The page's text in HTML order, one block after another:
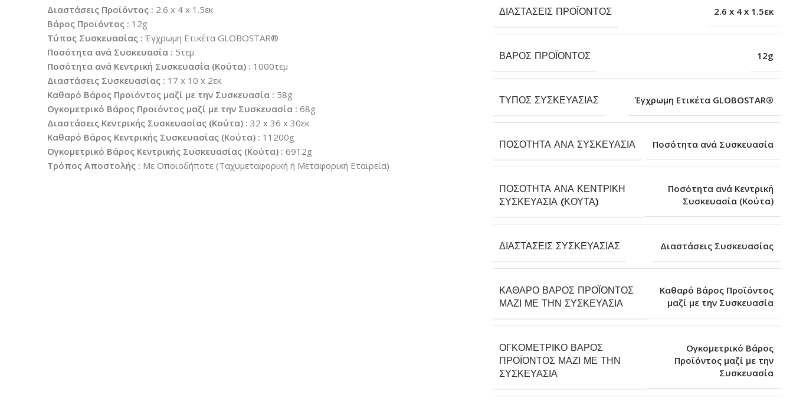
Διαστάσεις Προϊόντος : 2.6 x 4 x 1.5εκ
Βάρος Προϊόντος : 12g
Τύπος Συσκευασίας : Έγχρωμη Ετικέτα GLOBOSTAR®
Ποσότητα ανά Συσκευασία : 5τεμ
Ποσότητα ανά Κεντρική Συσκευασία (Κούτα) : 1000τεμ
Διαστάσεις Συσκευασίας : 17 x 10 x 2εκ
Καθαρό Βάρος Προϊόντος μαζί με την Συσκευασία : 58g
Ογκομετρικό Βάρος Προϊόντος μαζί με την Συσκευασία : 68g
Διαστάσεις Κεντρικής Συσκευασίας (Κούτα) : 32 x 36 x 30εκ
Καθαρό Βάρος Κεντρικής Συσκευασίας (Κούτα) : 11200g
Ογκομετρικό Βάρος Κεντρικής Συσκευασίας (Κούτα) : 6912g
Τρόπος Αποστολής : Με Οποιοδήποτε (Ταχυμεταφορική ή Μεταφορική Εταιρεία)
ΔΙΑΣΤΆΣΕΙΣ ΠΡΟΪΌΝΤΟΣ 2.6 x 4 x 1.5εκ
ΒΆΡΟΣ ΠΡΟΪΌΝΤΟΣ 12g
ΤΎΠΟΣ ΣΥΣΚΕΥΑΣΊΑΣ Έγχρωμη Ετικέτα GLOBOSTAR®
ΠΟΣΌΤΗΤΑ ΑΝΆ ΣΥΣΚΕΥΑΣΊΑ Ποσότητα ανά Συσκευασία
ΠΟΣΌΤΗΤΑ ΑΝΆ ΚΕΝΤΡΙΚΉ
ΣΥΣΚΕΥΑΣΊΑ (ΚΟΎΤΑ)
Ποσότητα ανά Κεντρική
Συσκευασία (Κούτα)
ΔΙΑΣΤΆΣΕΙΣ ΣΥΣΚΕΥΑΣΊΑΣ Διαστάσεις Συσκευασίας
ΚΑΘΑΡΌ ΒΆΡΟΣ ΠΡΟΪΌΝΤΟΣ
ΜΑΖΊ ΜΕ ΤΗΝ ΣΥΣΚΕΥΑΣΊΑ
Καθαρό Βάρος Προϊόντος
μαζί με την Συσκευασία
ΟΓΚΟΜΕΤΡΙΚΌ ΒΆΡΟΣ
ΠΡΟΪΌΝΤΟΣ ΜΑΖΊ ΜΕ ΤΗΝ
ΣΥΣΚΕΥΑΣΊΑ
Ογκομετρικό Βάρος
Προϊόντος μαζί με την
Συσκευασία